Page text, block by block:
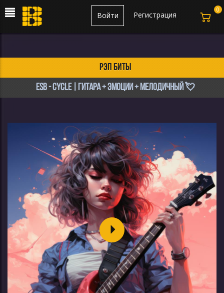
Регистрация
Войти
рэп биты
ESB - Сycle | Гитара + Эмоции + Мелодичный 💘
0